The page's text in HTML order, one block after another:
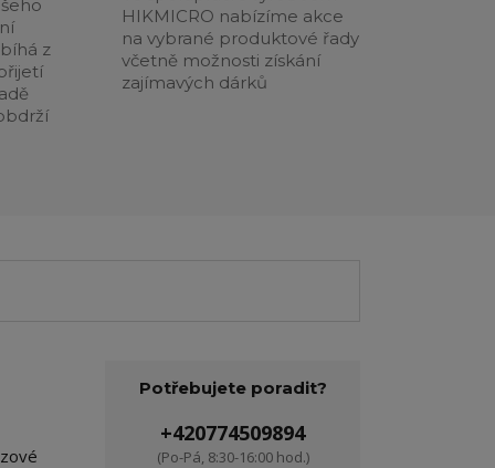
z
HIKMICRO nabízíme akce
na vybrané produktové řady
včetně možnosti získání
zajímavých dárků
Potřebujete poradit?
+420774509894
(Po-Pá, 8:30-16:00 hod.)